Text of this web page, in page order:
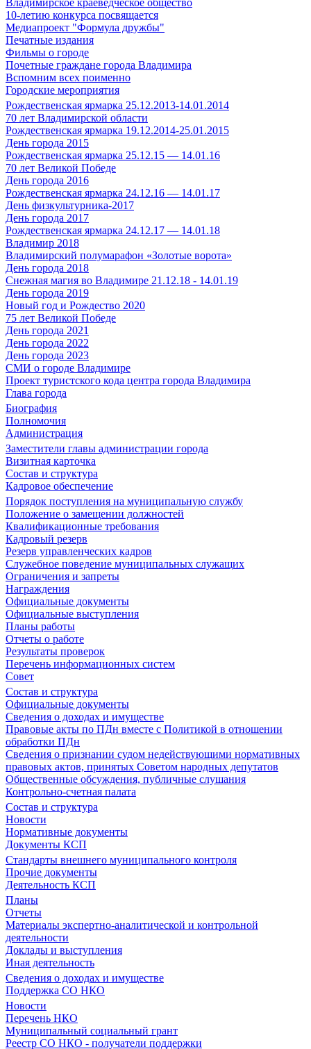
Владимирское краеведческое общество
10-летию конкурса посвящается
Медиапроект "Формула дружбы"
Печатные издания
Фильмы о городе
Почетные граждане города Владимира
Вспомним всех поименно
Городские мероприятия
Рождественская ярмарка 25.12.2013-14.01.2014
70 лет Владимирской области
Рождественская ярмарка 19.12.2014-25.01.2015
День города 2015
Рождественская ярмарка 25.12.15 — 14.01.16
70 лет Великой Победе
День города 2016
Рождественская ярмарка 24.12.16 — 14.01.17
День физкультурника-2017
День города 2017
Рождественская ярмарка 24.12.17 — 14.01.18
Владимир 2018
Владимирский полумарафон «Золотые ворота»
День города 2018
Снежная магия во Владимире 21.12.18 - 14.01.19
День города 2019
Новый год и Рождество 2020
75 лет Великой Победе
День города 2021
День города 2022
День города 2023
СМИ о городе Владимире
Проект туристского кода центра города Владимира
Глава города
Биография
Полномочия
Администрация
Заместители главы администрации города
Визитная карточка
Состав и структура
Кадровое обеспечение
Порядок поступления на муниципальную службу
Положение о замещении должностей
Квалификационные требования
Кадровый резерв
Резерв управленческих кадров
Служебное поведение муниципальных служащих
Ограничения и запреты
Награждения
Официальные документы
Официальные выступления
Планы работы
Отчеты о работе
Результаты проверок
Перечень информационных систем
Совет
Состав и структура
Официальные документы
Сведения о доходах и имуществе
Правовые акты по ПДн вместе с Политикой в отношении
обработки ПДн
Сведения о признании судом недействующими нормативных
правовых актов, принятых Советом народных депутатов
Общественные обсуждения, публичные слушания
Контрольно-счетная палата
Состав и структура
Новости
Нормативные документы
Документы КСП
Стандарты внешнего муниципального контроля
Прочие документы
Деятельность КСП
Планы
Отчеты
Материалы экспертно-аналитической и контрольной
деятельности
Доклады и выступления
Иная деятельность
Сведения о доходах и имуществе
Поддержка СО НКО
Новости
Перечень НКО
Муниципальный социальный грант
Реестр СО НКО - получатели поддержки